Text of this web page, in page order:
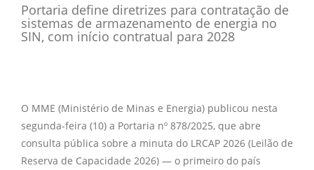
Portaria define diretrizes para contratação de
sistemas de armazenamento de energia no
SIN, com início contratual para 2028
O MME (Ministério de Minas e Energia) publicou nesta
segunda-feira (10) a Portaria nº 878/2025, que abre
consulta pública sobre a minuta do LRCAP 2026 (Leilão de
Reserva de Capacidade 2026) — o primeiro do país